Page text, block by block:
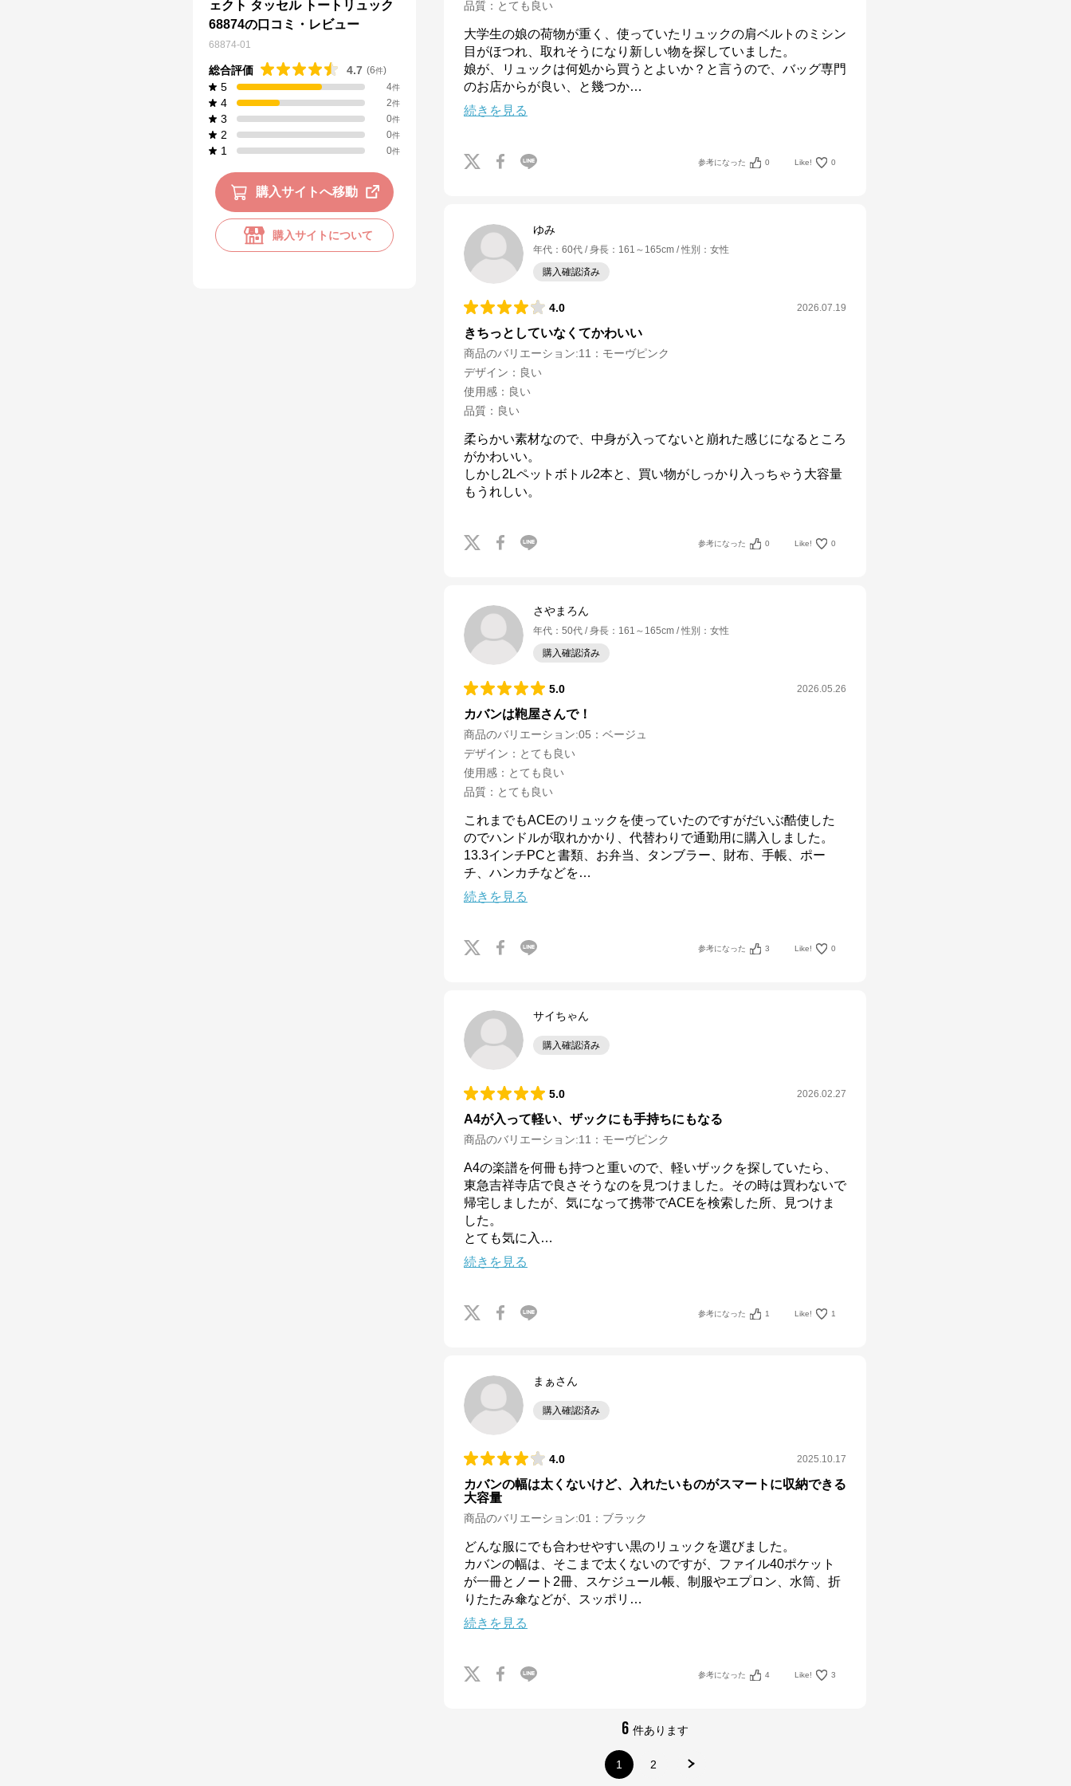
ェクト タッセル トートリュック
68874の口コミ・レビュー
68874-01
総合評価 4.7 (6件)
5 4件
4 2件
3 0件
2 0件
1 0件
購入サイトへ移動
購入サイトについて
品質 ： とても良い
大学生の娘の荷物が重く、使っていたリュックの肩ベルトのミシン
目がほつれ、取れそうになり新しい物を探していました。
娘が、リュックは何処から買うとよいか？と言うので、バッグ専門
のお店からが良い、と幾つか…
続きを見る
参考になった 0 Like! 0
ゆみ
年代 ： 60代 身長 ： 161～165cm 性別 ： 女性
購入確認済み
4.0 2026.07.19
きちっとしていなくてかわいい
商品のバリエーション:11：モーヴピンク
デザイン ： 良い
使用感 ： 良い
品質 ： 良い
柔らかい素材なので、中身が入ってないと崩れた感じになるところ
がかわいい。
しかし2Lペットボトル2本と、買い物がしっかり入っちゃう大容量
もうれしい。
参考になった 0 Like! 0
さやまろん
年代 ： 50代 身長 ： 161～165cm 性別 ： 女性
購入確認済み
5.0 2026.05.26
カバンは鞄屋さんで！
商品のバリエーション:05：ベージュ
デザイン ： とても良い
使用感 ： とても良い
品質 ： とても良い
これまでもACEのリュックを使っていたのですがだいぶ酷使した
のでハンドルが取れかかり、代替わりで通勤用に購入しました。
13.3インチPCと書類、お弁当、タンブラー、財布、手帳、ポー
チ、ハンカチなどを…
続きを見る
参考になった 3 Like! 0
サイちゃん
購入確認済み
5.0 2026.02.27
A4が入って軽い、ザックにも手持ちにもなる
商品のバリエーション:11：モーヴピンク
A4の楽譜を何冊も持つと重いので、軽いザックを探していたら、
東急吉祥寺店で良さそうなのを見つけました。その時は買わないで
帰宅しましたが、気になって携帯でACEを検索した所、見つけま
した。
とても気に入 …
続きを見る
参考になった 1 Like! 1
まぁさん
購入確認済み
4.0 2025.10.17
カバンの幅は太くないけど、入れたいものがスマートに収納できる
大容量
商品のバリエーション:01：ブラック
どんな服にでも合わせやすい黒のリュックを選びました。
カバンの幅は、そこまで太くないのですが、ファイル40ポケット
が一冊とノート2冊、スケジュール帳、制服やエプロン、水筒、折
りたたみ傘などが、スッポリ …
続きを見る
参考になった 4 Like! 3
6 件あります
1 2
エースオンラインストア
公式ECサイト
※外部サイトが開きます
エースオンラインストア
かばんの総合メーカー、エースの公式サイト。
安心のメーカー直営ストアです。